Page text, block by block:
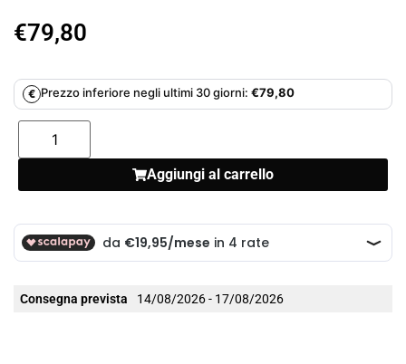
€79,80
€ Prezzo inferiore negli ultimi 30 giorni: €79,80
Aggiungi al carrello
Consegna prevista 14/08/2026 - 17/08/2026